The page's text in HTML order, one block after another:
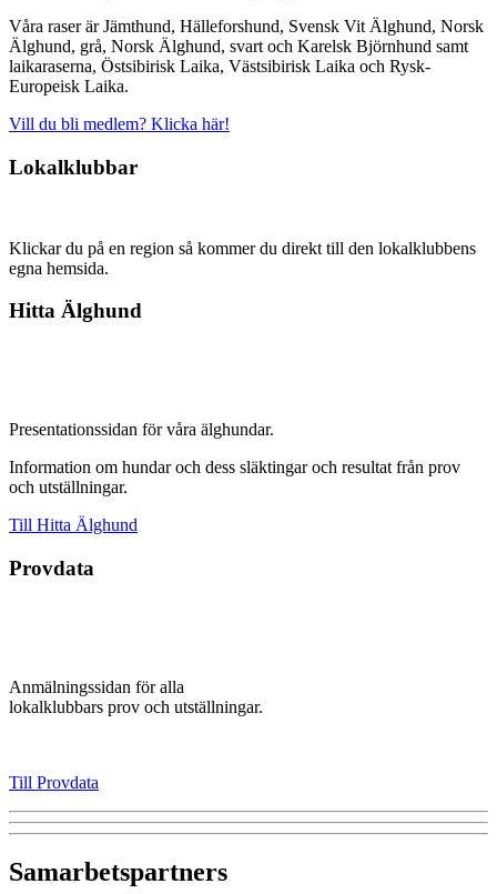
Våra raser är Jämthund, Hälleforshund, Svensk Vit Älghund, Norsk
Älghund, grå, Norsk Älghund, svart och Karelsk Björnhund samt
laikaraserna, Östsibirisk Laika, Västsibirisk Laika och Rysk-
Europeisk Laika.
Vill du bli medlem? Klicka här!
Lokalklubbar
Klickar du på en region så kommer du direkt till den lokalklubbens
egna hemsida.
Hitta Älghund
Presentationssidan för våra älghundar.
Information om hundar och dess släktingar och resultat från prov
och utställningar.
Till Hitta Älghund
Provdata
Anmälningssidan för alla
lokalklubbars prov och utställningar.
Till Provdata
Samarbetspartners